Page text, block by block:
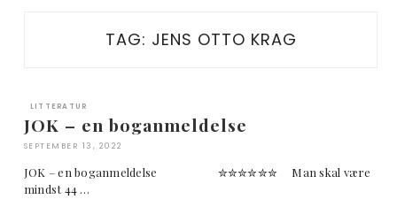
TAG: JENS OTTO KRAG
LITTERATUR
JOK – en boganmeldelse
SEPTEMBER 13, 2022
JOK – en boganmeldelse ✮✮✮✮✮✮ Man skal være
mindst 44 …